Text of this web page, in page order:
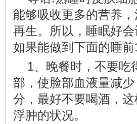
能够吸收更多的营养
再生。所以，睡眠好
如果能做到下面的睡
1、晚餐时，不要吃
部，使脸部血液量减
分，最好不要喝酒，
浮肿的状况。